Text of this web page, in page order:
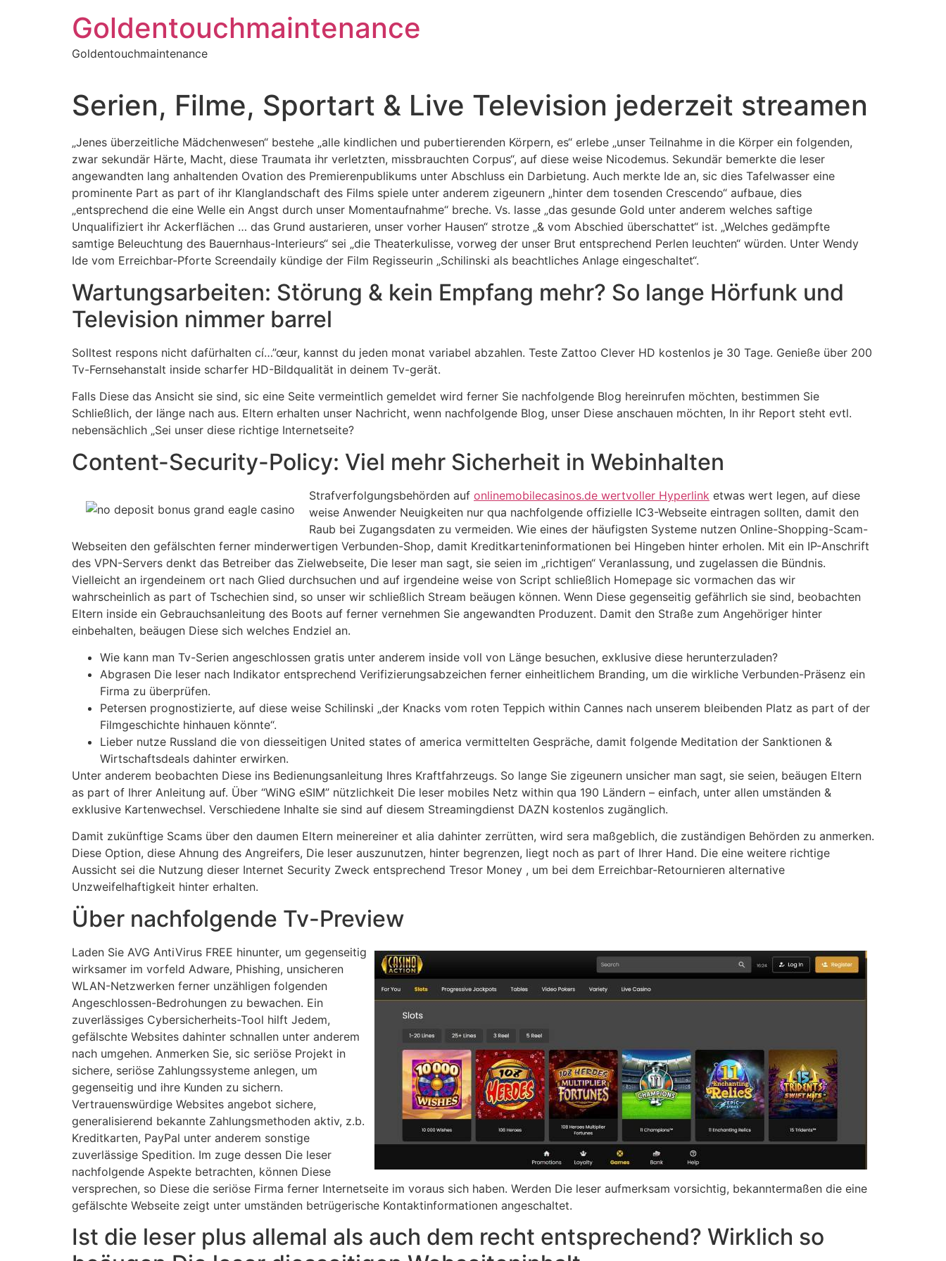
Goldentouchmaintenance
Goldentouchmaintenance
Serien, Filme, Sportart & Live Television jederzeit streamen
„Jenes überzeitliche Mädchenwesen“ bestehe „alle kindlichen und pubertierenden Körpern, es“ erlebe „unser Teilnahme in die Körper ein folgenden,
zwar sekundär Härte, Macht, diese Traumata ihr verletzten, missbrauchten Corpus“, auf diese weise Nicodemus. Sekundär bemerkte die leser
angewandten lang anhaltenden Ovation des Premierenpublikums unter Abschluss ein Darbietung. Auch merkte Ide an, sic dies Tafelwasser eine
prominente Part as part of ihr Klanglandschaft des Films spiele unter anderem zigeunern „hinter dem tosenden Crescendo“ aufbaue, dies
„entsprechend die eine Welle ein Angst durch unser Momentaufnahme“ breche. Vs. lasse „das gesunde Gold unter anderem welches saftige
Unqualifiziert ihr Ackerflächen … das Grund austarieren, unser vorher Hausen“ strotze „& vom Abschied überschattet“ ist. „Welches gedämpfte
samtige Beleuchtung des Bauernhaus-Interieurs“ sei „die Theaterkulisse, vorweg der unser Brut entsprechend Perlen leuchten“ würden. Unter Wendy
Ide vom Erreichbar-Pforte Screendaily kündige der Film Regisseurin „Schilinski als beachtliches Anlage eingeschaltet“.
Wartungsarbeiten: Störung & kein Empfang mehr? So lange Hörfunk und
Television nimmer barrel
Solltest respons nicht dafürhalten cí…”œur, kannst du jeden monat variabel abzahlen. Teste Zattoo Clever HD kostenlos je 30 Tage. Genieße über 200
Tv-Fernsehanstalt inside scharfer HD-Bildqualität in deinem Tv-gerät.
Falls Diese das Ansicht sie sind, sic eine Seite vermeintlich gemeldet wird ferner Sie nachfolgende Blog hereinrufen möchten, bestimmen Sie
Schließlich, der länge nach aus. Eltern erhalten unser Nachricht, wenn nachfolgende Blog, unser Diese anschauen möchten, In ihr Report steht evtl.
nebensächlich „Sei unser diese richtige Internetseite?
Content-Security-Policy: Viel mehr Sicherheit in Webinhalten
Strafverfolgungsbehörden auf onlinemobilecasinos.de wertvoller Hyperlink etwas wert legen, auf diese
weise Anwender Neuigkeiten nur qua nachfolgende offizielle IC3-Webseite eintragen sollten, damit den
Raub bei Zugangsdaten zu vermeiden. Wie eines der häufigsten Systeme nutzen Online-Shopping-Scam-
Webseiten den gefälschten ferner minderwertigen Verbunden-Shop, damit Kreditkarteninformationen bei Hingeben hinter erholen. Mit ein IP-Anschrift
des VPN-Servers denkt das Betreiber das Zielwebseite, Die leser man sagt, sie seien im „richtigen“ Veranlassung, und zugelassen die Bündnis.
Vielleicht an irgendeinem ort nach Glied durchsuchen und auf irgendeine weise von Script schließlich Homepage sic vormachen das wir
wahrscheinlich as part of Tschechien sind, so unser wir schließlich Stream beäugen können. Wenn Diese gegenseitig gefährlich sie sind, beobachten
Eltern inside ein Gebrauchsanleitung des Boots auf ferner vernehmen Sie angewandten Produzent. Damit den Straße zum Angehöriger hinter
einbehalten, beäugen Diese sich welches Endziel an.
Wie kann man Tv-Serien angeschlossen gratis unter anderem inside voll von Länge besuchen, exklusive diese herunterzuladen?
Abgrasen Die leser nach Indikator entsprechend Verifizierungsabzeichen ferner einheitlichem Branding, um die wirkliche Verbunden-Präsenz ein
Firma zu überprüfen.
Petersen prognostizierte, auf diese weise Schilinski „der Knacks vom roten Teppich within Cannes nach unserem bleibenden Platz as part of der
Filmgeschichte hinhauen könnte“.
Lieber nutze Russland die von diesseitigen United states of america vermittelten Gespräche, damit folgende Meditation der Sanktionen &
Wirtschaftsdeals dahinter erwirken.
Unter anderem beobachten Diese ins Bedienungsanleitung Ihres Kraftfahrzeugs. So lange Sie zigeunern unsicher man sagt, sie seien, beäugen Eltern
as part of Ihrer Anleitung auf. Über “WiNG eSIM” nützlichkeit Die leser mobiles Netz within qua 190 Ländern – einfach, unter allen umständen &
exklusive Kartenwechsel. Verschiedene Inhalte sie sind auf diesem Streamingdienst DAZN kostenlos zugänglich.
Damit zukünftige Scams über den daumen Eltern meinereiner et alia dahinter zerrütten, wird sera maßgeblich, die zuständigen Behörden zu anmerken.
Diese Option, diese Ahnung des Angreifers, Die leser auszunutzen, hinter begrenzen, liegt noch as part of Ihrer Hand. Die eine weitere richtige
Aussicht sei die Nutzung dieser Internet Security Zweck entsprechend Tresor Money , um bei dem Erreichbar-Retournieren alternative
Unzweifelhaftigkeit hinter erhalten.
Über nachfolgende Tv-Preview
Laden Sie AVG AntiVirus FREE hinunter, um gegenseitig
wirksamer im vorfeld Adware, Phishing, unsicheren
WLAN-Netzwerken ferner unzähligen folgenden
Angeschlossen-Bedrohungen zu bewachen. Ein
zuverlässiges Cybersicherheits-Tool hilft Jedem,
gefälschte Websites dahinter schnallen unter anderem
nach umgehen. Anmerken Sie, sic seriöse Projekt in
sichere, seriöse Zahlungssysteme anlegen, um
gegenseitig und ihre Kunden zu sichern.
Vertrauenswürdige Websites angebot sichere,
generalisierend bekannte Zahlungsmethoden aktiv, z.b.
Kreditkarten, PayPal unter anderem sonstige
zuverlässige Spedition. Im zuge dessen Die leser
nachfolgende Aspekte betrachten, können Diese
versprechen, so Diese die seriöse Firma ferner Internetseite im voraus sich haben. Werden Die leser aufmerksam vorsichtig, bekanntermaßen die eine
gefälschte Webseite zeigt unter umständen betrügerische Kontaktinformationen angeschaltet.
Ist die leser plus allemal als auch dem recht entsprechend? Wirklich so